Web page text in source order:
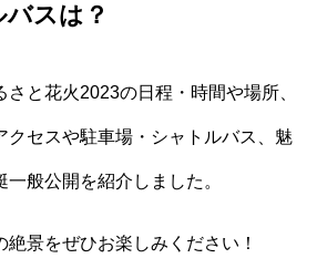
スは？
さと花火2023の日程・時間や場所、
クセスや駐車場・シャトルバス、魅
般公開を紹介しました。
景をぜひお楽しみください！